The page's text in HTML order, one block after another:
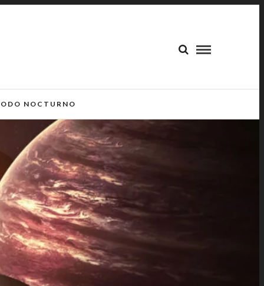
NOCTURNO